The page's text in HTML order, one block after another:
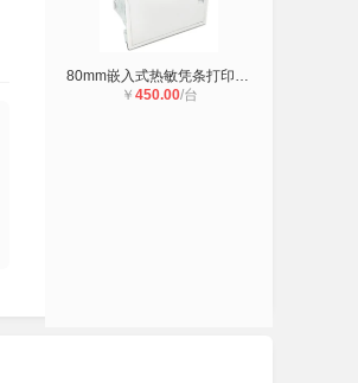
80mm嵌入式热敏凭条打印机微型内嵌式
￥ 450.00/台